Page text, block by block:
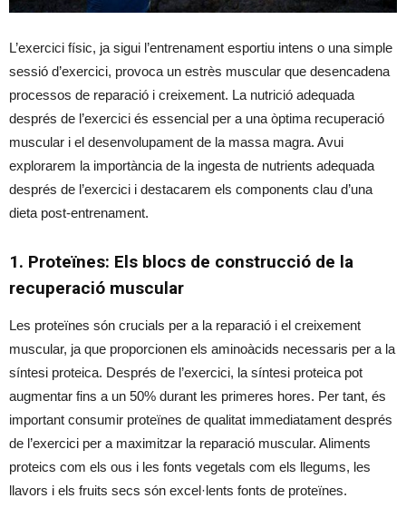
L’exercici físic, ja sigui l’entrenament esportiu intens o una simple
sessió d’exercici, provoca un estrès muscular que desencadena
processos de reparació i creixement. La nutrició adequada
després de l’exercici és essencial per a una òptima recuperació
muscular i el desenvolupament de la massa magra. Avui
explorarem la importància de la ingesta de nutrients adequada
després de l’exercici i destacarem els components clau d’una
dieta post-entrenament.
1. Proteïnes: Els blocs de construcció de la
recuperació muscular
Les proteïnes són crucials per a la reparació i el creixement
muscular, ja que proporcionen els aminoàcids necessaris per a la
síntesi proteica. Després de l’exercici, la síntesi proteica pot
augmentar fins a un 50% durant les primeres hores. Per tant, és
important consumir proteïnes de qualitat immediatament després
de l’exercici per a maximitzar la reparació muscular. Aliments
proteics com els ous i les fonts vegetals com els llegums, les
llavors i els fruits secs són excel·lents fonts de proteïnes.